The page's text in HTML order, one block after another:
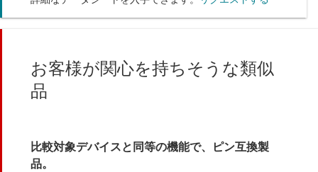
お客様が関心を持ちそうな類似
品
比較対象デバイスと同等の機能で、ピン互換製
品。